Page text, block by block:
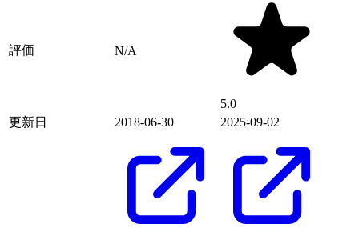
評価 N/A
5.0
更新日
2018-06-30 2025-09-02